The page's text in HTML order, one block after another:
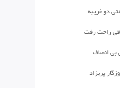
دو غریبه
راحت رفت
بی انصاف
پریزاد